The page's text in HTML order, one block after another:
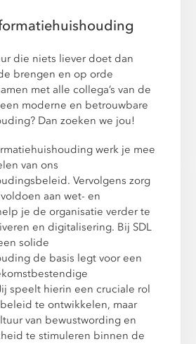
die niets liever doet dan
brengen en op orde
met alle collega’s van de
moderne en betrouwbare
Dan zoeken we jou!
werk je mee
van ons
Vervolgens zorg
aan wet- en
je de organisatie verder te
en digitalisering. Bij SDL
solide
de basis legt voor een
speelt hierin een cruciale rol
te ontwikkelen, maar
van bewustwording en
te stimuleren binnen de